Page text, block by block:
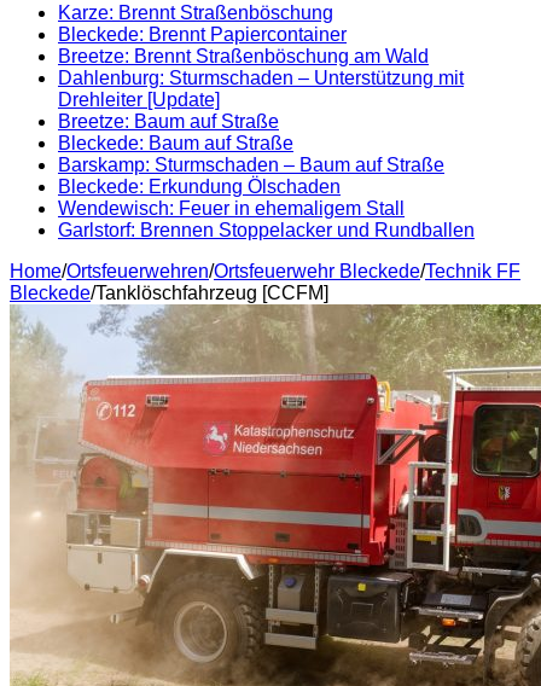
Karze: Brennt Straßenböschung
Bleckede: Brennt Papiercontainer
Breetze: Brennt Straßenböschung am Wald
Dahlenburg: Sturmschaden – Unterstützung mit
Drehleiter [Update]
Breetze: Baum auf Straße
Bleckede: Baum auf Straße
Barskamp: Sturmschaden – Baum auf Straße
Bleckede: Erkundung Ölschaden
Wendewisch: Feuer in ehemaligem Stall
Garlstorf: Brennen Stoppelacker und Rundballen
Home/Ortsfeuerwehren/Ortsfeuerwehr Bleckede/Technik FF
Bleckede/Tanklöschfahrzeug [CCFM]